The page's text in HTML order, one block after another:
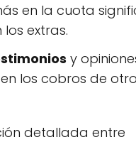
en la cuota
extras.
y
los cobros de
detallada entre